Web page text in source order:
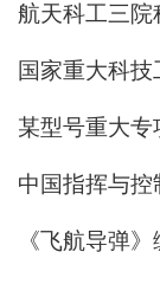
航天科工三
国家重大科
某型号重大
中国指挥与
《飞航导弹